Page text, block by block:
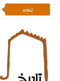
تتجه